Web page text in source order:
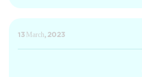
13 March, 2023